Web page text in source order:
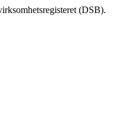
(DSB).